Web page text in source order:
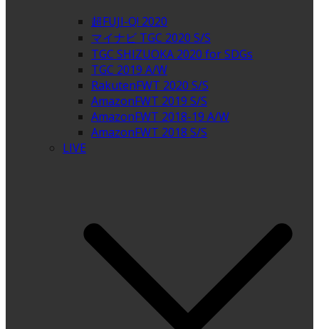
超FUJI-Q! 2020
マイナビ TGC 2020 S/S
TGC SHIZUOKA 2020 for SDGs
TGC 2019 A/W
RakutenFWT 2020 S/S
AmazonFWT 2019 S/S
AmazonFWT 2018-19 A/W
AmazonFWT 2018 S/S
LIVE